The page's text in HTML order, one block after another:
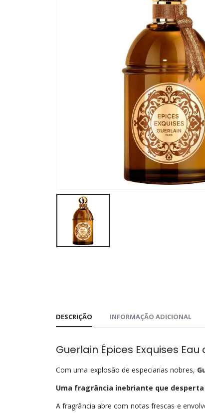
DESCRIÇÃO INFORMAÇÃO ADICIONAL
Guerlain Épices Exquises
Com uma explosão de especiarias nobres,
Uma fragrância inebriante que
A fragrância abre com notas frescas e